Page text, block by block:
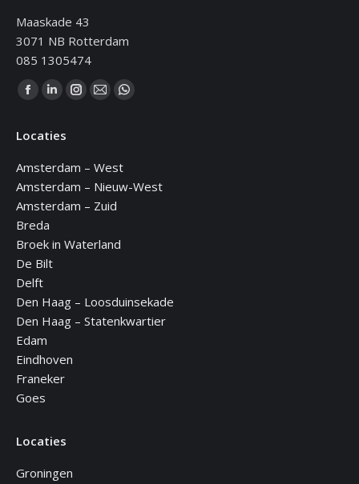
Maaskade 43
3071 NB Rotterdam
085 1305474
Vind ons op:
Facebook
opens
new
window
Linkedin
opens
new
window
Instagram
new
window
Mail
in
new
window
WhatsApp
new
Locaties
Amsterdam – West
Amsterdam – Nieuw-West
Amsterdam – Zuid
Breda
Broek in Waterland
De Bilt
Delft
Den Haag – Loosduinsekade
Den Haag – Statenkwartier
Edam
Eindhoven
Franeker
Goes
Locaties
Groningen